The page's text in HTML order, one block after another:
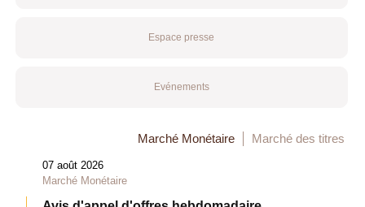
Espace presse
Evénements
Marché Monétaire Marché des titres
07 août 2026
Marché Monétaire